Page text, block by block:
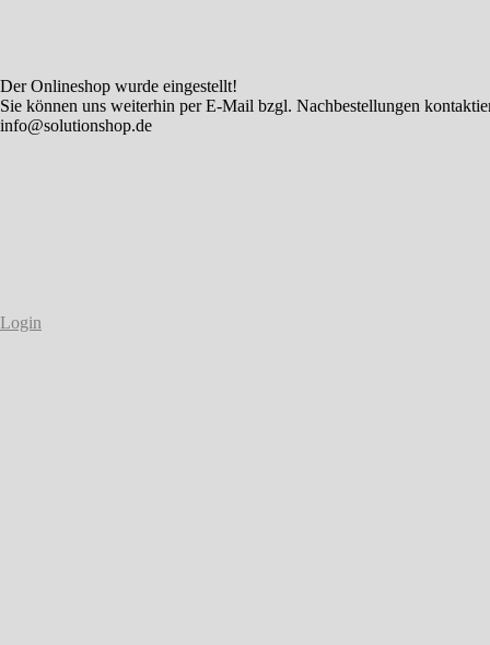
Der Onlineshop wurde eingestellt!
Sie können uns weiterhin per E-Mail bzgl. Nachbestellungen
info@solutionshop.de
Login